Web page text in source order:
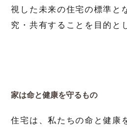
視した未来の住宅の標準と
究・共有することを目的と
家は命と健康を守るもの
住宅は、私たちの命と健康